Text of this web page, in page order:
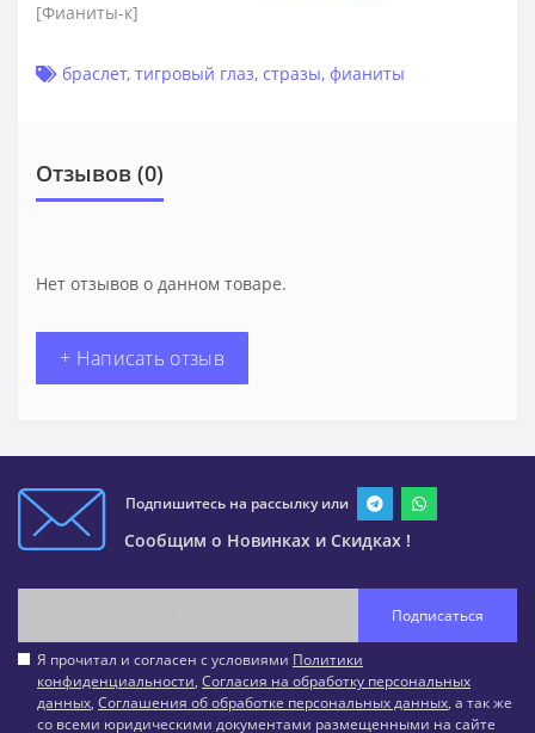
[Фианиты-к]
браслет, тигровый глаз, стразы, фианиты
Отзывов (0)
Нет отзывов о данном товаре.
+ Написать отзыв
Подпишитесь на рассылку или
Сообщим о Новинках и Скидках !
Подписаться
Я прочитал и согласен с условиями Политики
конфиденциальности, Согласия на обработку персональных
данных, Соглашения об обработке персональных данных, а так же
со всеми юридическими документами размещенными на сайте